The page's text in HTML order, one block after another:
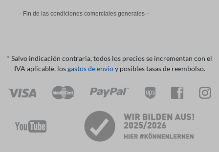
- Fin de las condiciones comerciales generales –
* Salvo indicación contraria, todos los precios se incrementan con el
IVA aplicable, losgastos de envíoy posibles tasas de reembolso.